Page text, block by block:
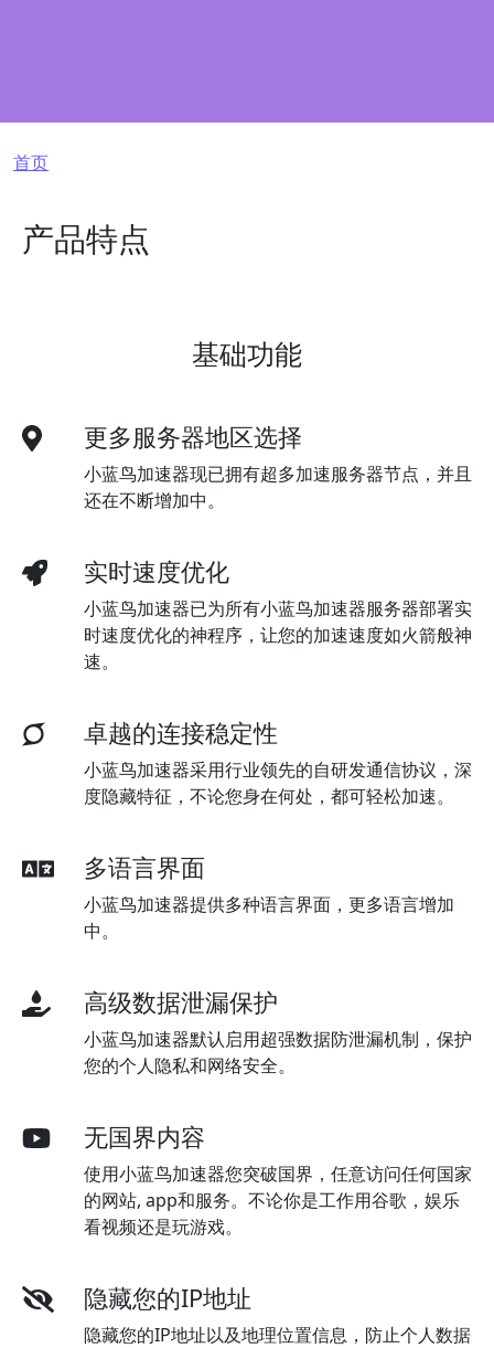
面包屑
首页
产品特点
基础功能
更多服务器地区选择
小蓝鸟加速器现已拥有超多加速服务器节点，并且
还在不断增加中。
实时速度优化
小蓝鸟加速器已为所有小蓝鸟加速器服务器部署实
时速度优化的神程序，让您的加速速度如火箭般神
速。
卓越的连接稳定性
小蓝鸟加速器采用行业领先的自研发通信协议，深
度隐藏特征，不论您身在何处，都可轻松加速。
多语言界面
小蓝鸟加速器提供多种语言界面，更多语言增加
中。
高级数据泄漏保护
小蓝鸟加速器默认启用超强数据防泄漏机制，保护
您的个人隐私和网络安全。
无国界内容
使用小蓝鸟加速器您突破国界，任意访问任何国家
的网站, app和服务。不论你是工作用谷歌，娱乐
看视频还是玩游戏。
隐藏您的IP地址
隐藏您的IP地址以及地理位置信息，防止个人数据